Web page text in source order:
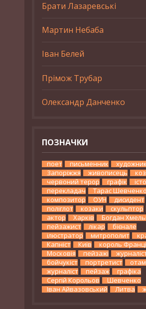
Брати Лазаревські
Мартин Небаба
Іван Белей
Прімож Трубар
Олександр Данченко
ПОЗНАЧКИ
поет письменник
Запоріжжя
живописець
червоний терор
графік
перекладач
Тарас
композитор
ОУН дисидент
поліглот
козаки скульптор
актор
Харків
Богдан
пейзажист
лікар
бієнале
ілюстратор
митрополит
Капніст
Київ
король
Московія
пейзажі
бойчукіст
портретист
журналіст
пейзаж
графіка
Сергій Корольов
Шевченко
Іван Айвазовський
Литва